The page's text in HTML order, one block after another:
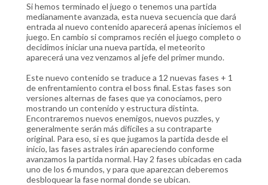
Si hemos terminado el juego o tenemos una partida
medianamente avanzada, esta nueva secuencia que dará
entrada al nuevo contenido aparecerá apenas iniciemos el
juego. En cambio si compramos recién el juego completo o
decidimos iniciar una nueva partida, el meteorito
aparecerá una vez venzamos al jefe del primer mundo.
Este nuevo contenido se traduce a 12 nuevas fases + 1
de enfrentamiento contra el boss final. Estas fases son
versiones alternas de fases que ya conocíamos, pero
mostrando un contenido y estructura distinta.
Encontraremos nuevos enemigos, nuevos puzzles, y
generalmente serán más difíciles a su contraparte
original. Para eso, si es que jugamos la partida desde el
inicio, las fases astrales irán apareciendo conforme
avanzamos la partida normal. Hay 2 fases ubicadas en cada
uno de los 6 mundos, y para que aparezcan deberemos
desbloquear la fase normal donde se ubican.